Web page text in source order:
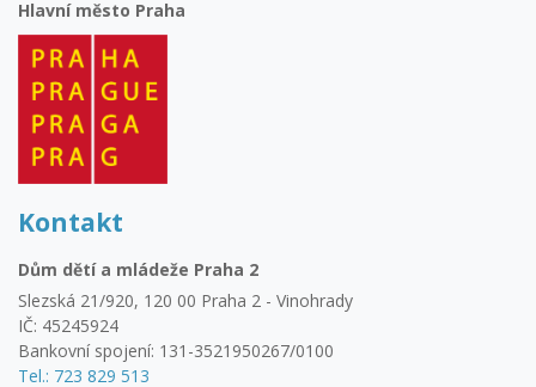
Hlavní město Praha
Kontakt
Dům dětí a mládeže Praha 2
Slezská 21/920, 120 00 Praha 2 - Vinohrady
IČ: 45245924
Bankovní spojení: 131-3521950267/0100
Tel.: 723 829 513